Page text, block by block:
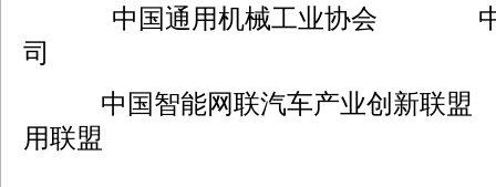
中国通用机械工业协会 中
司
中国智能网联汽车产业创新联盟
用联盟